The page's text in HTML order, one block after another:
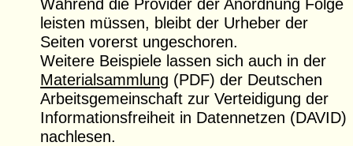
leisten müssen, bleibt der Urheber der
Seiten vorerst ungeschoren.
Weitere Beispiele lassen sich auch in der
Materialsammlung (PDF) der Deutschen
Arbeitsgemeinschaft zur Verteidigung der
Informationsfreiheit in Datennetzen (DAVID)
nachlesen.